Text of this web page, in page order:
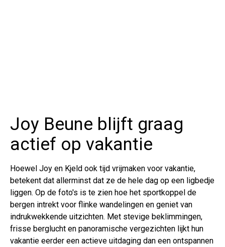
Joy Beune blijft graag
actief op vakantie
Hoewel Joy en Kjeld ook tijd vrijmaken voor vakantie,
betekent dat allerminst dat ze de hele dag op een ligbedje
liggen. Op de foto's is te zien hoe het sportkoppel de
bergen intrekt voor flinke wandelingen en geniet van
indrukwekkende uitzichten. Met stevige beklimmingen,
frisse berglucht en panoramische vergezichten lijkt hun
vakantie eerder een actieve uitdaging dan een ontspannen